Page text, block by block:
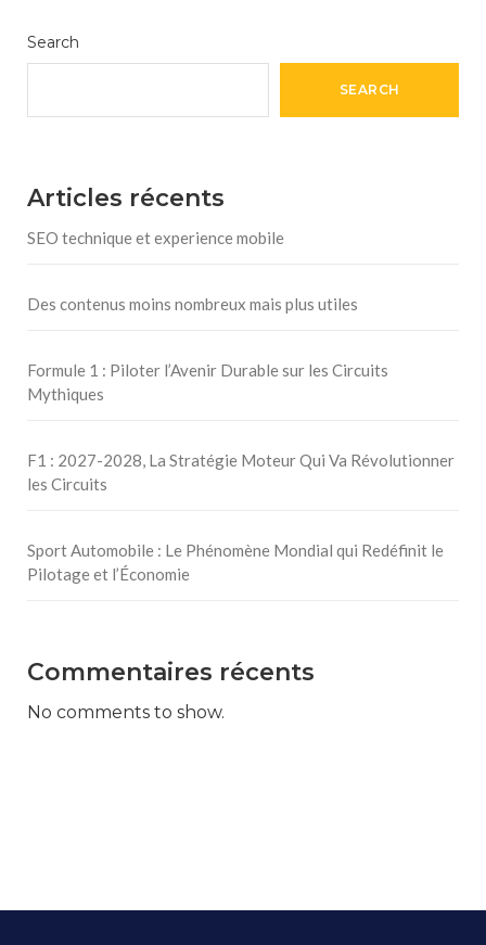
Search
SEARCH
Articles récents
SEO technique et experience mobile
Des contenus moins nombreux mais plus utiles
Formule 1 : Piloter l’Avenir Durable sur les Circuits
Mythiques
F1 : 2027-2028, La Stratégie Moteur Qui Va Révolutionner
les Circuits
Sport Automobile : Le Phénomène Mondial qui Redéfinit le
Pilotage et l’Économie
Commentaires récents
No comments to show.